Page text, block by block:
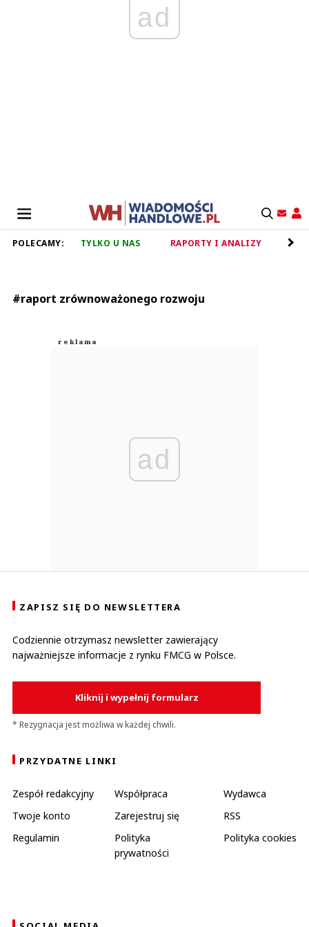
ad
POLECAMY: TYLKO U NAS RAPORTY I ANALIZY
#raport zrównoważonego rozwoju
ad
ZAPISZ SIĘ DO NEWSLETTERA
Codziennie otrzymasz newsletter zawierający
najważniejsze informacje z rynku FMCG w Polsce.
Kliknij i wypełnij formularz
* Rezygnacja jest możliwa w każdej chwili.
PRZYDATNE LINKI
Zespół redakcyjny Współpraca
Wydawca
Twoje konto
Zarejestruj się
RSS
Regulamin
Polityka
prywatności
Polityka cookies